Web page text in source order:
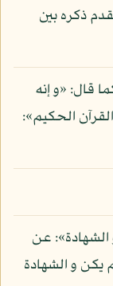
ذكره بين
قال: «و إنه
41، و قال: «و القرآن الحكيم»:
الشهادة»: عن
يكن و الشهادة